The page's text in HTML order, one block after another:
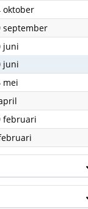
oktober2024
september2024
juni
juni
mei
februari